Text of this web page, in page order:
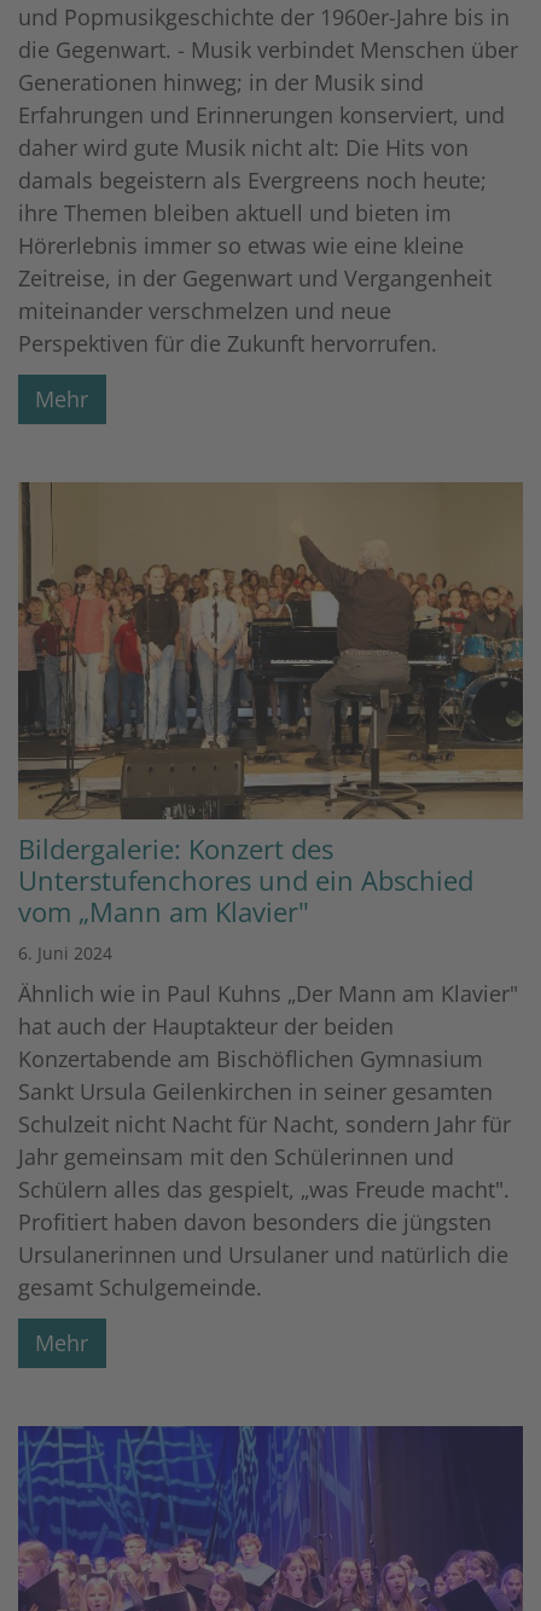
und Popmusikgeschichte der 1960er-Jahre bis in
die Gegenwart. - Musik verbindet Menschen über
Generationen hinweg; in der Musik sind
Erfahrungen und Erinnerungen konserviert, und
daher wird gute Musik nicht alt: Die Hits von
damals begeistern als Evergreens noch heute;
ihre Themen bleiben aktuell und bieten im
Hörerlebnis immer so etwas wie eine kleine
Zeitreise, in der Gegenwart und Vergangenheit
miteinander verschmelzen und neue
Perspektiven für die Zukunft hervorrufen.
Mehr
Bildergalerie: Konzert des
Unterstufenchores und ein Abschied
vom „Mann am Klavier"
6. Juni 2024
Ähnlich wie in Paul Kuhns „Der Mann am Klavier"
hat auch der Hauptakteur der beiden
Konzertabende am Bischöflichen Gymnasium
Sankt Ursula Geilenkirchen in seiner gesamten
Schulzeit nicht Nacht für Nacht, sondern Jahr für
Jahr gemeinsam mit den Schülerinnen und
Schülern alles das gespielt, „was Freude macht".
Profitiert haben davon besonders die jüngsten
Ursulanerinnen und Ursulaner und natürlich die
gesamt Schulgemeinde.
Mehr